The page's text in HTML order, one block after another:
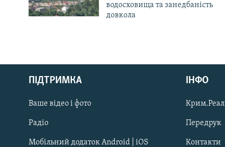
Русский
Qırımtatar
ДОЛУЧАЙСЯ!
водосховища та занедбаність
довкола
ПІДТРИМКА
Ваше відео і фото
Радіо
Мобільний додаток Android | iOS
ІНФО
Передрук
Контакти